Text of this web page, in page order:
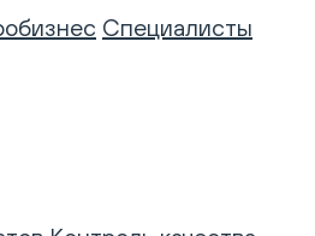
Специалисты